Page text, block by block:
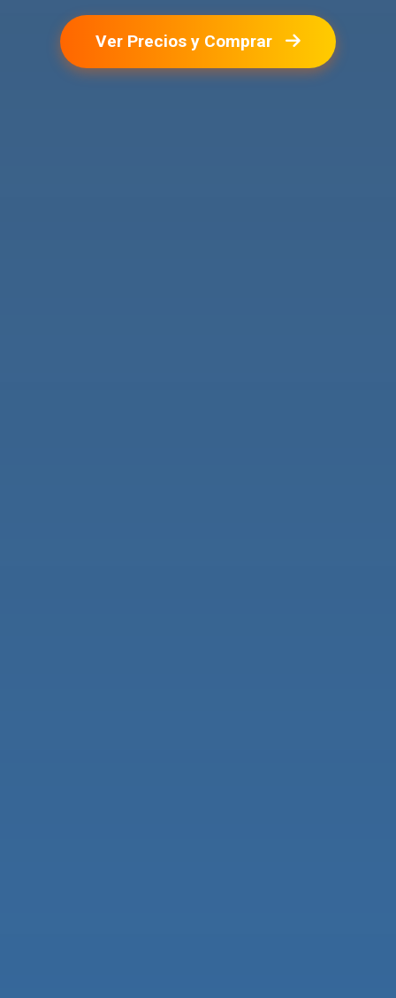
Ver Precios y Comprar